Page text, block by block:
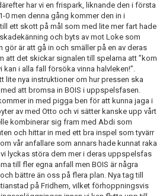
har vi en frispark, liknande den i första
0 men denna gång kommer den in i
ett skott på mål som med lite mer fart hade
och byts av mot Loke som
gör är att gå in och smäller på en av deras
att det skickar signalen till spelarna att ”kom
kan i alla fall försöka vinna halvleken!”.
lite nya instruktioner om hur pressen ska
att bromsa in BOIS i uppspelsfasen.
in med pigga ben för att kunna jaga i
av med Otto och vi sätter kanske upp vårt
kombinerar sig fram med Abdi som
och hittar in med ett bra inspel som tyvärr
vår anfallare som annars hade kunnat raka
lyckas störa dem mer i deras uppspelsfas
till fler egna anfall men BOIS är några
bättre än oss på flera plan. Nya tag till
på Fridhem, vilket förhoppningsvis